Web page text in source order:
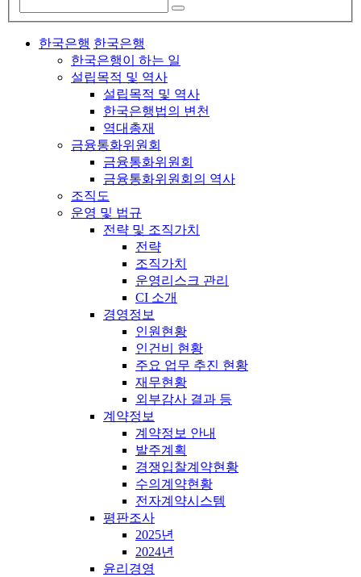
한국은행 한국은행
한국은행이 하는 일
설립목적 및 역사
설립목적 및 역사
한국은행법의 변천
역대총재
금융통화위원회
금융통화위원회
금융통화위원회의 역사
조직도
운영 및 법규
전략 및 조직가치
전략
조직가치
운영리스크 관리
CI 소개
경영정보
인원현황
인건비 현황
주요 업무 추진 현황
재무현황
외부감사 결과 등
계약정보
계약정보 안내
발주계획
경쟁입찰계약현황
수의계약현황
전자계약시스템
평판조사
2025년
2024년
윤리경영